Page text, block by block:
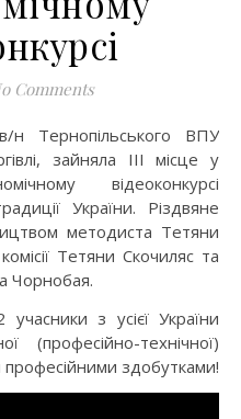
Comments
зайняла ІІІ місце у
відеоконкурсі
України. Різдвяне
методиста Тетяни
Тетяни Скочиляс та
Чорнобая.
з усієї України
(професійно-технічної)
професійними здобутками!